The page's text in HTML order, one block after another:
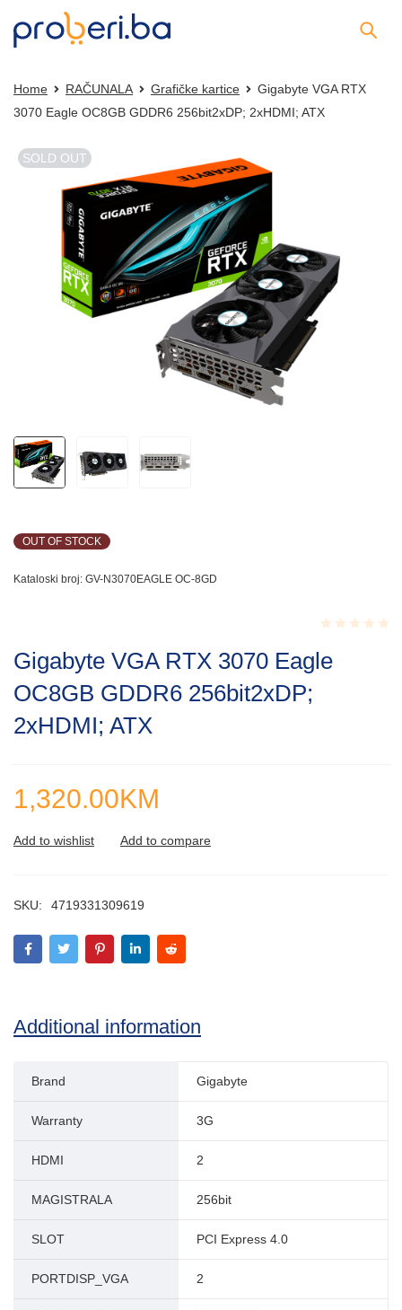
Home RAČUNALA Grafičke kartice
Gigabyte VGA RTX
3070 Eagle OC8GB GDDR6 256bit2xDP; 2xHDMI; ATX
SOLD OUT
OUT OF STOCK
Kataloski broj: GV-N3070EAGLE OC-8GD
0.001
Gigabyte VGA RTX 3070 Eagle
OC8GB GDDR6 256bit2xDP;
2xHDMI; ATX
1,320.00KM
SKU: 4719331309619
Additional information
Brand Gigabyte
Warranty 3G
HDMI 2
MAGISTRALA 256bit
SLOT PCI Express 4.0
PORTDISP_VGA 2